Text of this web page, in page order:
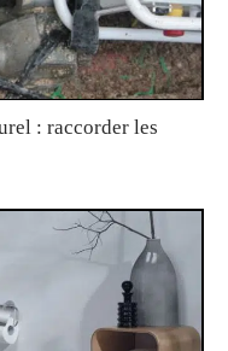
: raccorder les